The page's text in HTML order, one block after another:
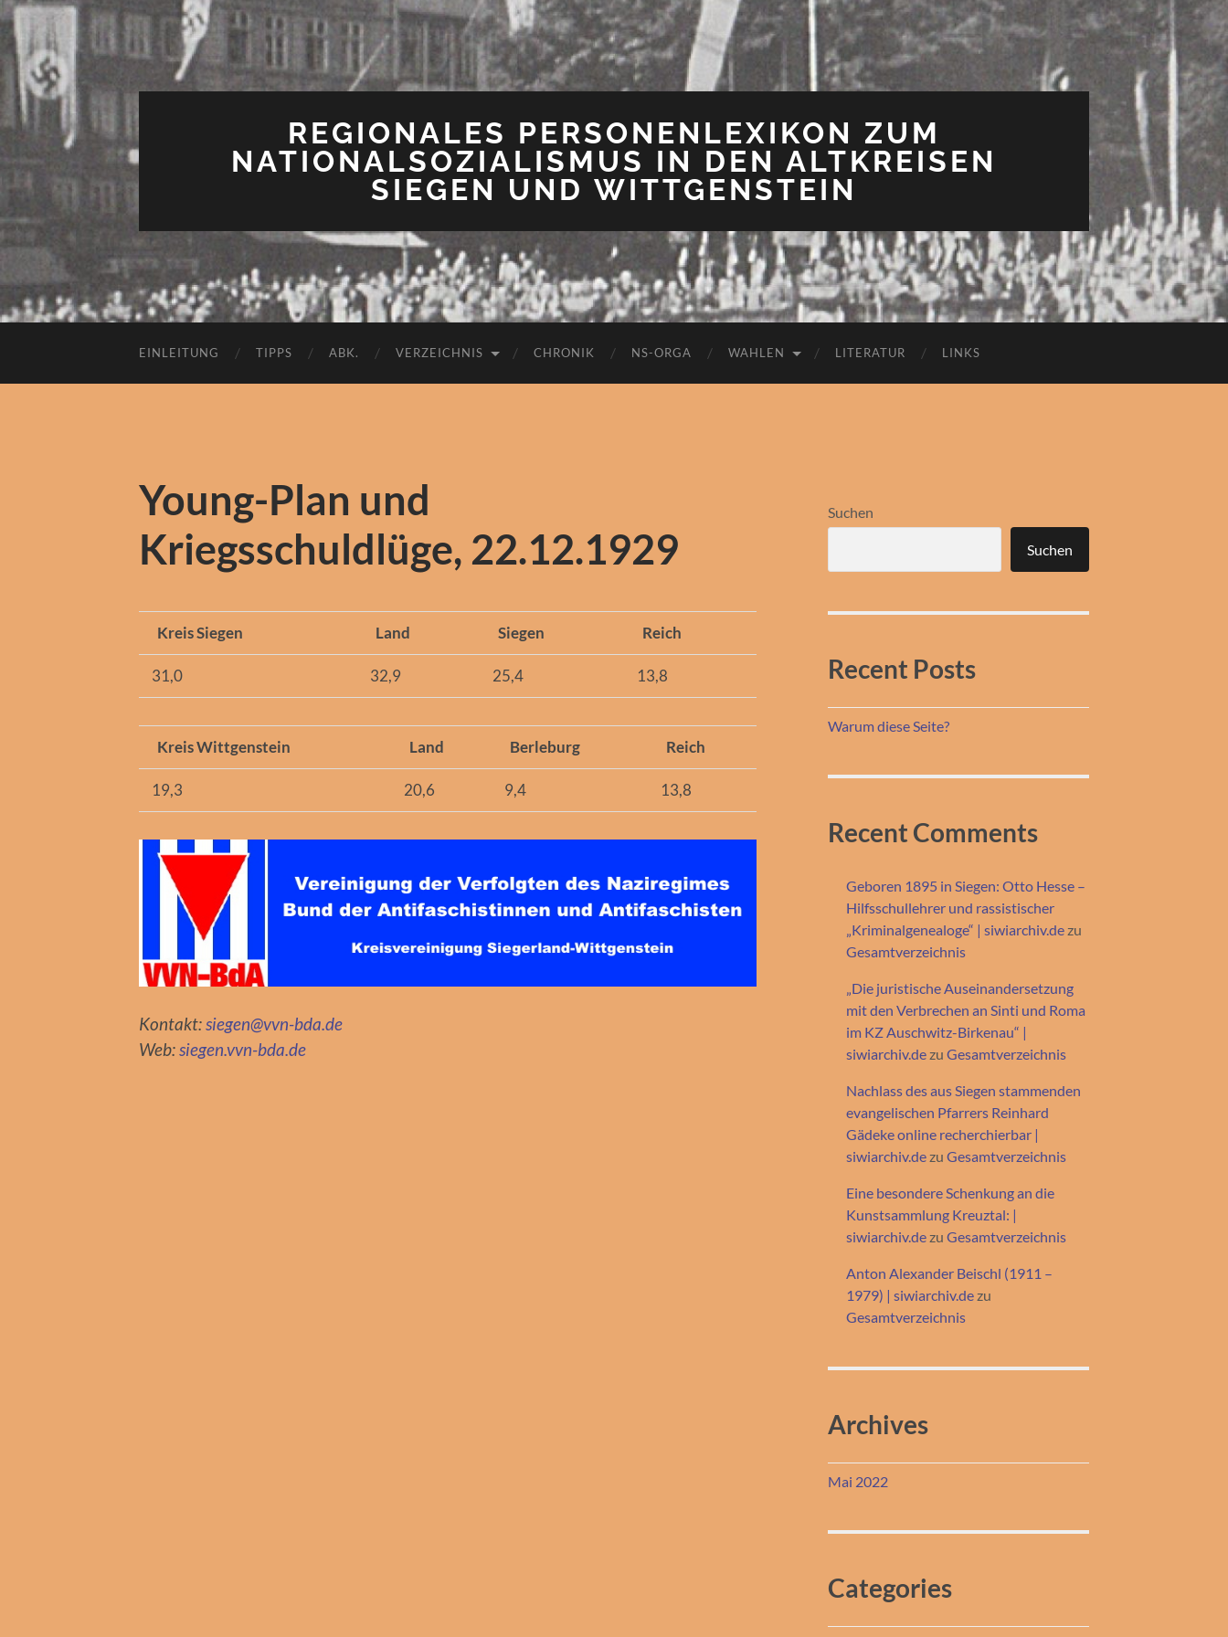
REGIONALES PERSONENLEXIKON ZUM
NATIONALSOZIALISMUS IN DEN ALTKREISEN
SIEGEN UND WITTGENSTEIN
EINLEITUNG TIPPS ABK. VERZEICHNIS CHRONIK NS-ORGA WAHLEN LITERATUR LINKS
Young-Plan und
Kriegsschuldlüge, 22.12.1929
Kreis Siegen Land Siegen Reich
31,0 32,9 25,4 13,8
Kreis Wittgenstein Land Berleburg Reich
19,3 20,6 9,4 13,8
Kontakt:siegen@vvn-bda.de
Web:siegen.vvn-bda.de
Suchen
Suchen
Recent Posts
Warum diese Seite?
Recent Comments
Geboren 1895 in Siegen: Otto Hesse –
Hilfsschullehrer und rassistischer
„Kriminalgenealoge“ | siwiarchiv.dezu
Gesamtverzeichnis
„Die juristische Auseinandersetzung
mit den Verbrechen an Sinti und Roma
im KZ Auschwitz-Birkenau“ |
siwiarchiv.dezu Gesamtverzeichnis
Nachlass des aus Siegen stammenden
evangelischen Pfarrers Reinhard
Gädeke online recherchierbar |
siwiarchiv.dezu Gesamtverzeichnis
Eine besondere Schenkung an die
Kunstsammlung Kreuztal: |
siwiarchiv.dezu Gesamtverzeichnis
Anton Alexander Beischl (1911 –
1979) | siwiarchiv.dezu
Gesamtverzeichnis
Archives
Mai 2022
Categories